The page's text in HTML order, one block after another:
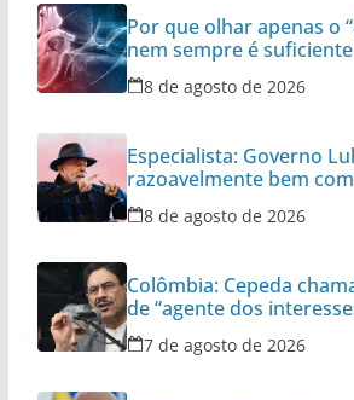
Por que olhar apenas o
nem sempre é suficiente
8 de agosto de 2026
Especialista: Governo
razoavelmente bem
diplomática
8 de agosto de 2026
Colômbia: Cepeda
de “agente dos
7 de agosto de 2026